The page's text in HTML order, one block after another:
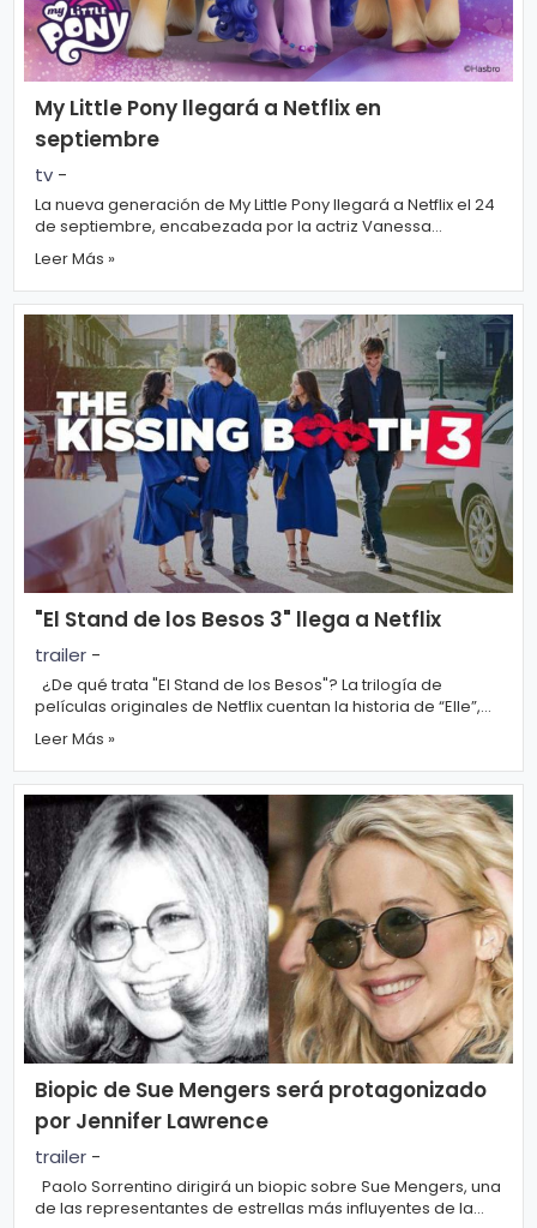
My Little Pony llegará a Netflix en
septiembre
tv -
La nueva generación de My Little Pony llegará a Netflix el 24
de septiembre, encabezada por la actriz Vanessa
Hudgens, que pone voz a ...
Leer Más »
"El Stand de los Besos 3" llega a Netflix
trailer -
¿De qué trata "El Stand de los Besos"? La trilogía de
películas originales de Netflix cuentan la historia de “Elle”,
luego...
Leer Más »
Biopic de Sue Mengers será protagonizado
por Jennifer Lawrence
trailer -
Paolo Sorrentino dirigirá un biopic sobre Sue Mengers, una
de las representantes de estrellas más influyentes de la